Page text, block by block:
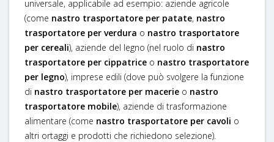
universale, applicabile ad esempio: aziende agricole
(come nastro trasportatore per patate, nastro
trasportatore per verdura o nastro trasportatore
per cereali), aziende del legno (nel ruolo di nastro
trasportatore per cippatrice o nastro trasportatore
per legno), imprese edili (dove può svolgere la funzione
di nastro trasportatore per macerie o nastro
trasportatore mobile), aziende di trasformazione
alimentare (come nastro trasportatore per cavoli o
altri ortaggi e prodotti che richiedono selezione).